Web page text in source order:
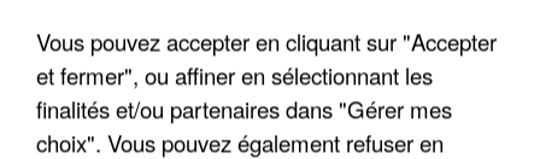
APRÈS TOUTES CES CANICULES, LES REFUGES
DE FAUNE SAUVAGE SONT...
Vous pouvez accepter en cliquant sur "Accepter
et fermer", ou affiner en sélectionnant les
finalités et/ou partenaires dans "Gérer mes
choix". Vous pouvez également refuser en